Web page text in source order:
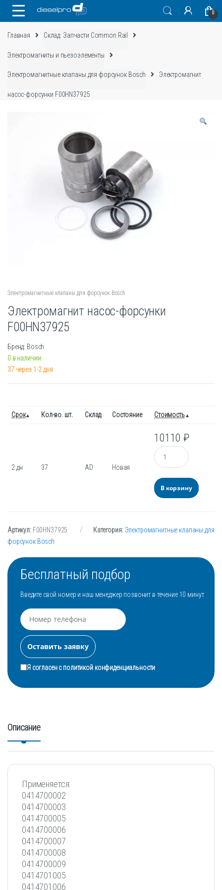
0
Главная Склад: Запчасти Common Rail
Электромагниты и пьезоэлементы
Электромагнитные клапаны для форсунок Bosch Электромагнит
насос-форсунки F00HN37925
Электромагнитные клапаны для форсунок Bosch
Электромагнит насос-форсунки
F00HN37925
Бренд: Bosch
0 в наличии
37 через 1-2 дня
Срок Кол-во. шт. Склад Состояние Стоимость
2 дн 37 AD Новая
10110₽
Количество
В корзину
Артикул: F00HN37925 Категория:Электромагнитные клапаны для
форсунок Bosch
Бесплатный подбор
Введите свой номер и наш менеджер позвонит в течение 10 минут
Я согласен сполитикой конфиденциальности
Описание
Применяется:
0414700002
0414700003
0414700005
0414700006
0414700007
0414700008
0414700009
0414701005
0414701006